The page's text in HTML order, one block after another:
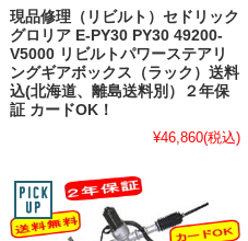
現品修理（リビルト）セドリック
グロリア E-PY30 PY30 49200-
V5000 リビルトパワーステアリ
ングギアボックス（ラック）送料
込(北海道、離島送料別）２年保
証 カードOK！
¥46,860(税込)